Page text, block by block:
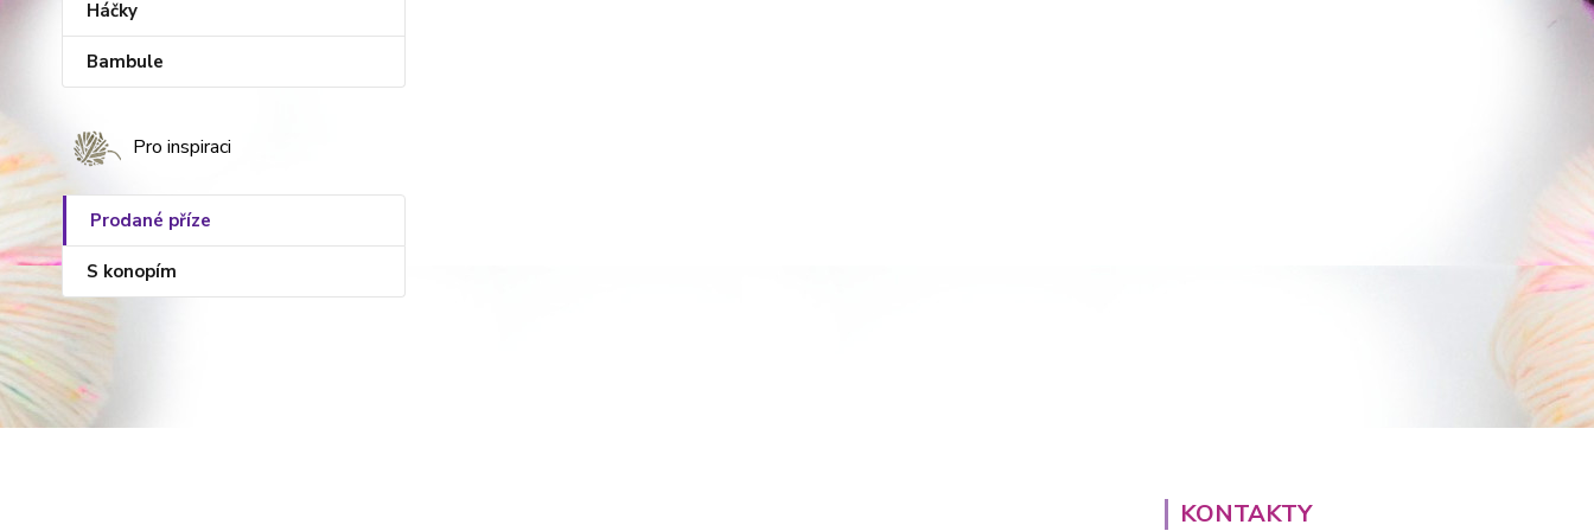
Háčky
Bambule
Pro inspiraci
Prodané příze
S konopím
KONTAKTY